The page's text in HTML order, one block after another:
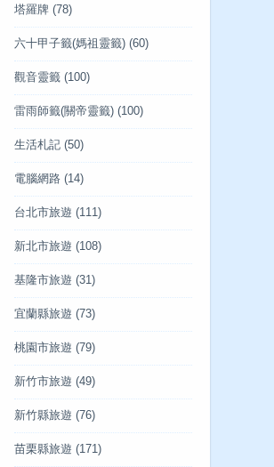
塔羅牌 (78)
六十甲子籤(媽祖靈籤) (60)
觀音靈籤 (100)
雷雨師籤(關帝靈籤) (100)
生活札記 (50)
電腦網路 (14)
台北市旅遊 (111)
新北市旅遊 (108)
基隆市旅遊 (31)
宜蘭縣旅遊 (73)
桃園市旅遊 (79)
新竹市旅遊 (49)
新竹縣旅遊 (76)
苗栗縣旅遊 (171)